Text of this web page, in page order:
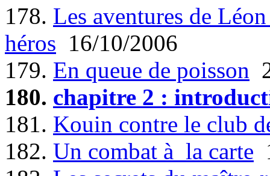
178. Les aventures de
héros 16/10/2006
179. En queue de poisson
180. chapitre 2 :
181. Kouin contre le club
182. Un combat à la carte